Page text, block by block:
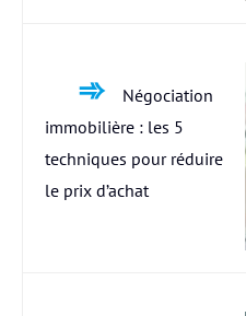
Négociation
immobilière : les 5
techniques pour réduire
le prix d’achat